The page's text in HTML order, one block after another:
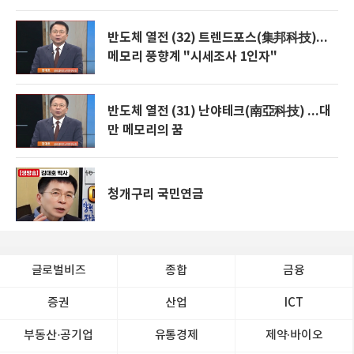
반도체 열전 (32) 트렌드포스(集邦科技)...
메모리 풍향계 "시세조사 1인자"
반도체 열전 (31) 난야테크(南亞科技) ...대
만 메모리의 꿈
청개구리 국민연금
글로벌비즈 종합 금융
증권 산업 ICT
부동산·공기업 유통경제 제약∙바이오